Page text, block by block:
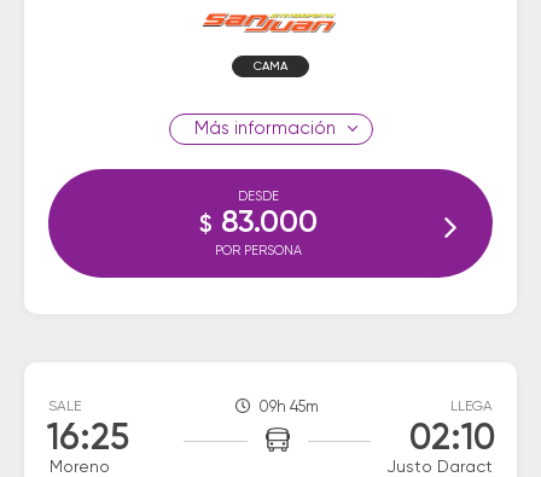
CAMA
información
DESDE
$ 83.000
POR PERSONA
SALE
16:25
Moreno
09h 45m LLEGA
02:10
Justo Daract